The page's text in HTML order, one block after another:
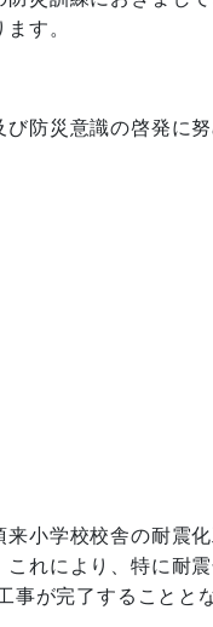
す。
防災意識の啓発に努
小学校校舎の耐震
れにより、特に耐
事が完了することと